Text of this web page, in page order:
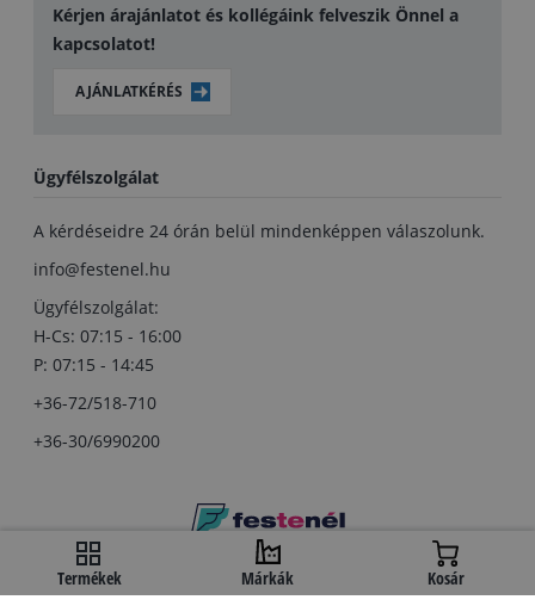
Kérjen árajánlatot és kollégáink felveszik Önnel a
kapcsolatot!
AJÁNLATKÉRÉS
Ügyfélszolgálat
A kérdéseidre 24 órán belül mindenképpen válaszolunk.
info@festenel.hu
Ügyfélszolgálat:
H-Cs: 07:15 - 16:00
P: 07:15 - 14:45
+36-72/518-710
+36-30/6990200
Copyright © festenel.hu.
Minden jog fentartva.
Termékek Márkák Kosár